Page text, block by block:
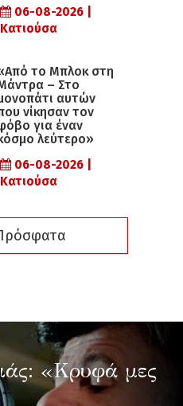
06-08-2026 |
Κατιούσα
το Μπλοκ στη
– Στο
αυτών
νίκησαν τον
για έναν
λεύτερο»
06-08-2026 |
Κατιούσα
«Κρυφά μες